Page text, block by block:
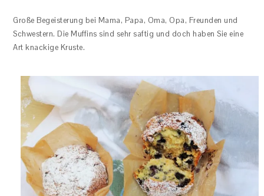
Große Begeisterung bei Mama, Papa, Oma, Opa, Freunden und
Schwestern. Die Muffins sind sehr saftig und doch haben Sie eine
Art knackige Kruste.